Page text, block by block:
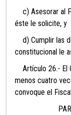
c) Asesorar al
éste le solicite, y
d) Cumplir las
constitucional le
Artículo 26.- El
menos cuatro
convoque el